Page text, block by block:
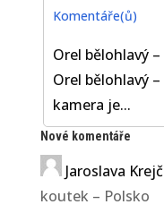
Komentáře(ů)
Orel bělohlavý
Orel bělohlavý
kamera je...
Nové komentáře
Jaroslava
koutek – Polsko